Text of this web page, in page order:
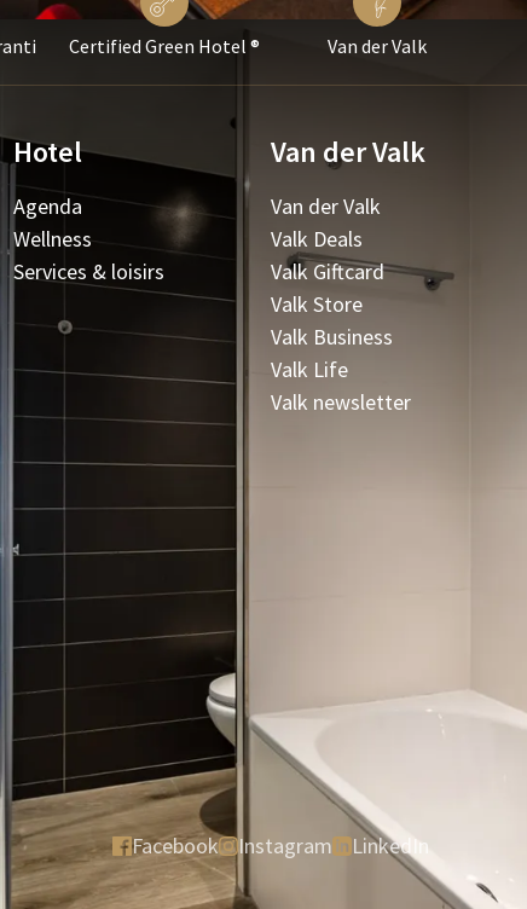
Certified Green Hotel ® Van der Valk
Hotel
Agenda
Wellness
Services & loisirs
Van der Valk
Van der Valk
Valk Deals
Valk Giftcard
Valk Store
Valk Business
Valk Life
Valk newsletter
Facebook Instagram LinkedIn